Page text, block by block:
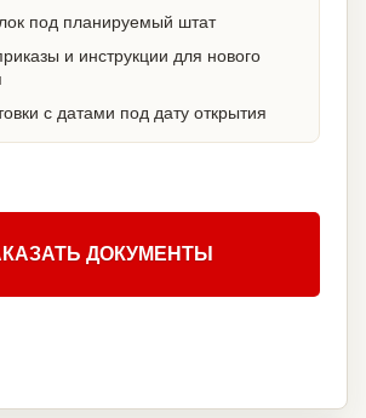
под планируемый штат
и инструкции для нового
с датами под дату открытия
ДОКУМЕНТЫ